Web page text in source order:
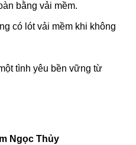
bằng vải mềm.
có lót vải mềm khi không
tình yêu bền vững từ
Ngọc Thủy